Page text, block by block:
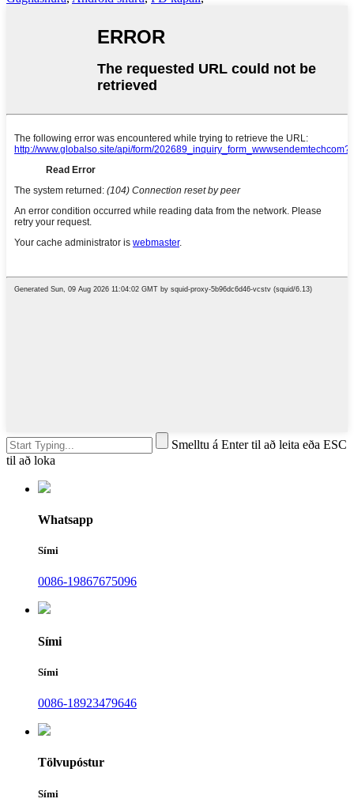
Smelltu á Enter til að leita eða ESC
til að loka
Whatsapp
Sími
0086-19867675096
Sími
Sími
0086-18923479646
Tölvupóstur
Sími